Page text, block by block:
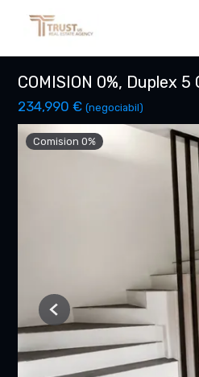
COMISION 0%, Duplex
234,990 € (negociabil)
Comision 0%
Previous